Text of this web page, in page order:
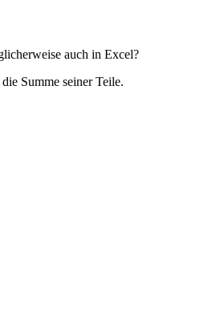
auch in Excel?
Summe seiner Teile.